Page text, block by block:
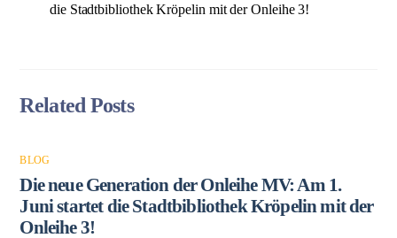
die Stadtbibliothek Kröpelin mit der Onleihe 3!
Related Posts
BLOG
Die neue Generation der Onleihe MV: Am 1.
Juni startet die Stadtbibliothek Kröpelin mit der
Onleihe 3!